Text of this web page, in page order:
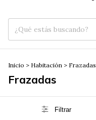
Inicio > Habitación > Frazadas
Frazadas
Filtrar